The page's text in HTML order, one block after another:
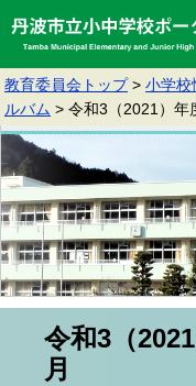
教育委員会トップ > 小学校
ルバム > 令和3（2021）
令和3（
月